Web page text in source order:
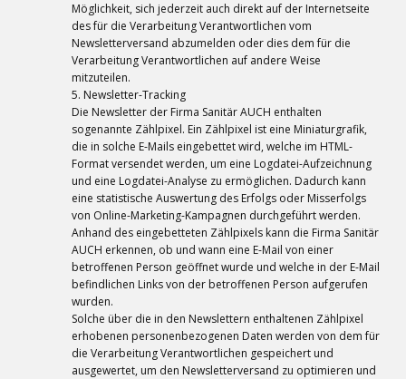
Möglichkeit, sich jederzeit auch direkt auf der Internetseite
des für die Verarbeitung Verantwortlichen vom
Newsletterversand abzumelden oder dies dem für die
Verarbeitung Verantwortlichen auf andere Weise
mitzuteilen.
5. Newsletter-Tracking
Die Newsletter der Firma Sanitär AUCH enthalten
sogenannte Zählpixel. Ein Zählpixel ist eine Miniaturgrafik,
die in solche E-Mails eingebettet wird, welche im HTML-
Format versendet werden, um eine Logdatei-Aufzeichnung
und eine Logdatei-Analyse zu ermöglichen. Dadurch kann
eine statistische Auswertung des Erfolgs oder Misserfolgs
von Online-Marketing-Kampagnen durchgeführt werden.
Anhand des eingebetteten Zählpixels kann die Firma Sanitär
AUCH erkennen, ob und wann eine E-Mail von einer
betroffenen Person geöffnet wurde und welche in der E-Mail
befindlichen Links von der betroffenen Person aufgerufen
wurden.
Solche über die in den Newslettern enthaltenen Zählpixel
erhobenen personenbezogenen Daten werden von dem für
die Verarbeitung Verantwortlichen gespeichert und
ausgewertet, um den Newsletterversand zu optimieren und